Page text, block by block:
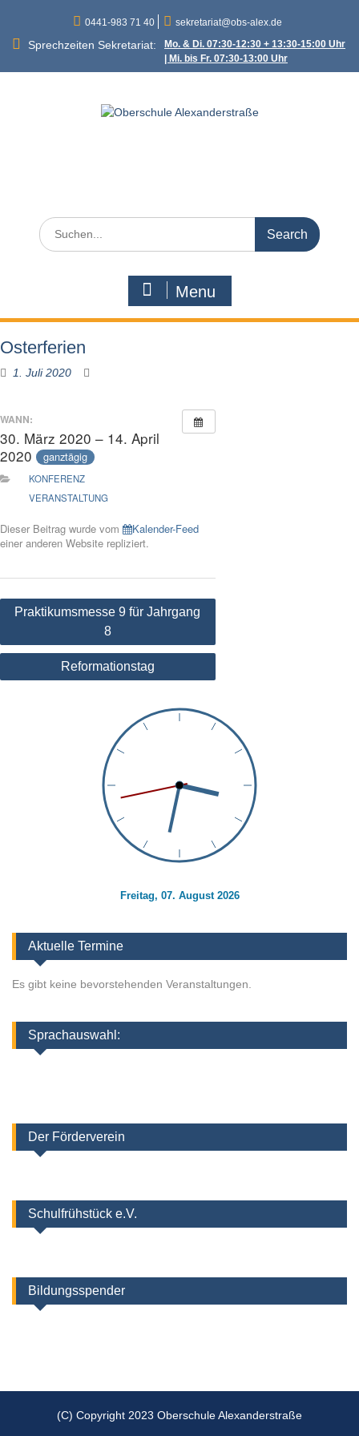
content
0441-983 71 40 sekretariat@obs-alex.de
Sprechzeiten Sekretariat:
Mo. & Di. 07:30-12:30 + 13:30-15:00 Uhr
| Mi. bis Fr. 07:30-13:00 Uhr
Search
for:
Menu
Osterferien
1. Juli 2020
WANN:
30. März 2020 – 14. April
2020
ganztägig
KONFERENZ
VERANSTALTUNG
Dieser Beitrag wurde vom
Kalender-Feed
einer anderen Website repliziert.
Beitragsnavigation
Praktikumsmesse 9 für Jahrgang
8
Reformationstag
Freitag, 07. August 2026
Aktuelle Termine
Es gibt keine bevorstehenden Veranstaltungen.
Sprachauswahl:
Der Förderverein
Schulfrühstück e.V.
Bildungsspender
(C) Copyright 2023 Oberschule Alexanderstraße